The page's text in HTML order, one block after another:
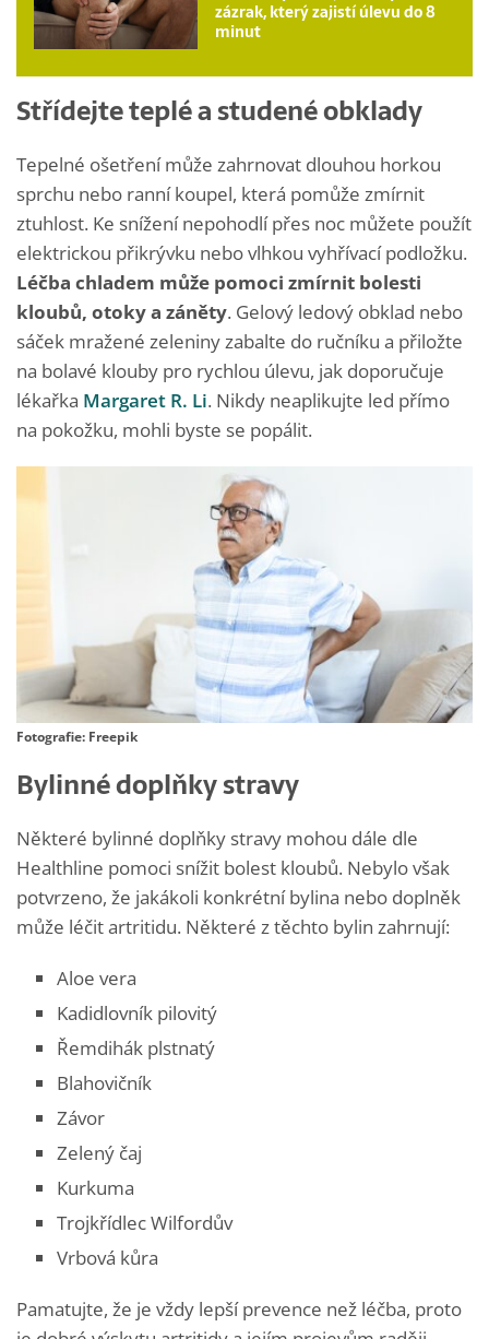
zázrak, který zajistí úlevu do 8
minut
Střídejte teplé a studené obklady
Tepelné ošetření může zahrnovat dlouhou horkou
sprchu nebo ranní koupel, která pomůže zmírnit
ztuhlost. Ke snížení nepohodlí přes noc můžete použít
elektrickou přikrývku nebo vlhkou vyhřívací podložku.
Léčba chladem může pomoci zmírnit bolesti
kloubů, otoky a záněty. Gelový ledový obklad nebo
sáček mražené zeleniny zabalte do ručníku a přiložte
na bolavé klouby pro rychlou úlevu, jak doporučuje
lékařka Margaret R. Li. Nikdy neaplikujte led přímo
na pokožku, mohli byste se popálit.
Fotografie: Freepik
Bylinné doplňky stravy
Některé bylinné doplňky stravy mohou dále dle
Healthline pomoci snížit bolest kloubů. Nebylo však
potvrzeno, že jakákoli konkrétní bylina nebo doplněk
může léčit artritidu. Některé z těchto bylin zahrnují:
Aloe vera
Kadidlovník pilovitý
Řemdihák plstnatý
Blahovičník
Závor
Zelený čaj
Kurkuma
Trojkřídlec Wilfordův
Vrbová kůra
Pamatujte, že je vždy lepší prevence než léčba, proto